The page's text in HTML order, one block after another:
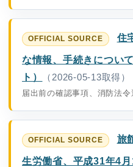
住
な情報、手続きについ
ト）
（2026-05-13取得）
届出前の確認事項、消防法
旅
生労働省、平成31年4月